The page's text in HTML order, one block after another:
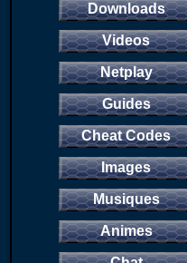
Downloads
Videos
Netplay
Guides
Cheat Codes
Images
Musiques
Animes